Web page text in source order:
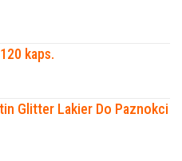
kaps.
Glitter Lakier Do Paznokci